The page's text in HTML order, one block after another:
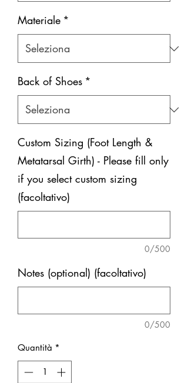
Materiale *
Back of Shoes *
Custom Sizing (Foot Length &
Metatarsal Girth) - Please fill only
if you select custom sizing
(facoltativo)
0/500
Notes (optional) (facoltativo)
0/500
Quantità *